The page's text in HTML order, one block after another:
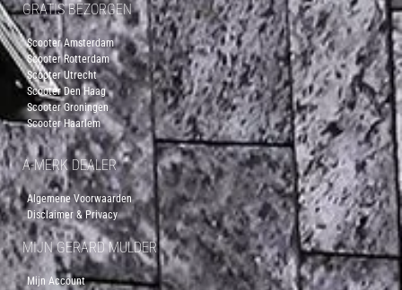
GRATIS BEZORGEN
Scooter Amsterdam
Scooter Rotterdam
Scooter Utrecht
Scooter Den Haag
Scooter Groningen
Scooter Haarlem
A-MERK DEALER
Algemene Voorwaarden
Disclaimer & Privacy
MIJN GERARD MULDER
Mijn Account